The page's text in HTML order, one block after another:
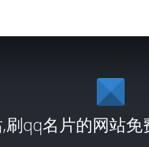
刷qq名片的网站